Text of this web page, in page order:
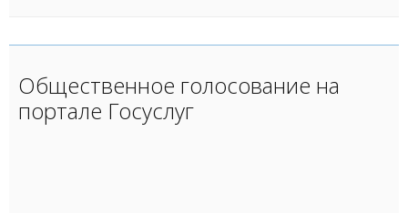
Общественное голосование на
портале Госуслуг